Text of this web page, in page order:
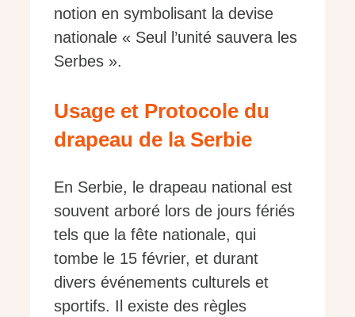
notion en symbolisant la devise
nationale « Seul l’unité sauvera les
Serbes ».
Usage et Protocole du
drapeau de la Serbie
En Serbie, le drapeau national est
souvent arboré lors de jours fériés
tels que la fête nationale, qui
tombe le 15 février, et durant
divers événements culturels et
sportifs. Il existe des règles